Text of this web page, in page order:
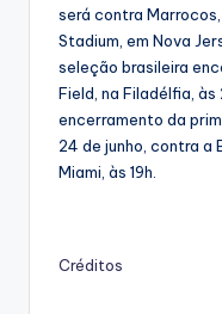
será contra
Stadium, em Nova
seleção brasileira
Field, na Filadélfia, às
encerramento da
24 de junho, contra a
Miami, às 19h.
Créditos